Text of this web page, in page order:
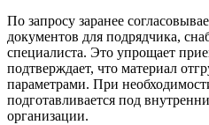
По запросу заранее
документов для подрядчика,
специалиста. Это упрощает
подтверждает, что материал
параметрами. При
подготавливается под
организации.